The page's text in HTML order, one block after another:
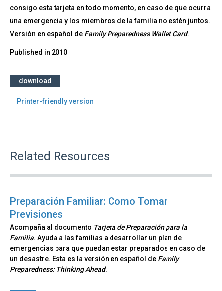
consigo esta tarjeta en todo momento, en caso de que ocurra
una emergencia y los miembros de la familia no estén juntos.​
Versión en español de Family Preparedness Wallet Card.
Published in 2010
download
Printer-friendly version
Related Resources
Preparación Familiar: Como Tomar
Previsiones
Acompaña al documento Tarjeta de Preparación para la
Familia. Ayuda a las familias a desarrollar un plan de
emergencias para que puedan estar preparados en caso de
un desastre. Esta es la versión en español de Family
Preparedness: Thinking Ahead.